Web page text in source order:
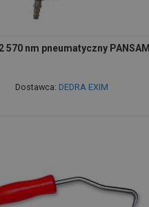
570 nm pneumatyczny PANSAM
Dostawca: DEDRA EXIM